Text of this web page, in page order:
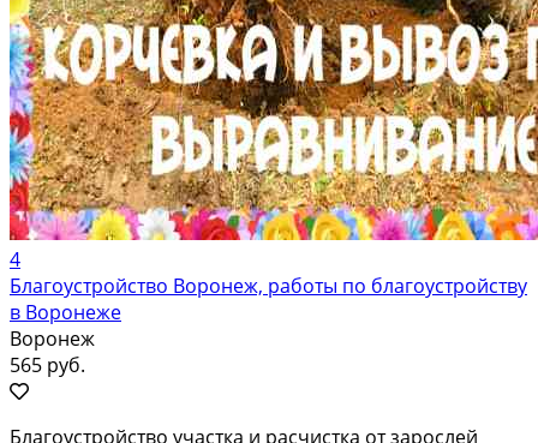
4
Благоустройство Воронеж, работы по благоустройству
в Воронеже
Воронеж
565 руб.
Благоустройство участка и расчистка от зарослей